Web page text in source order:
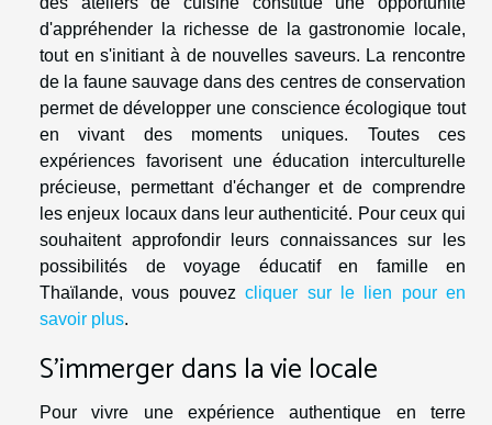
d'appréhender la richesse de la gastronomie locale,
tout en s'initiant à de nouvelles saveurs. La rencontre
de la faune sauvage dans des centres de conservation
permet de développer une conscience écologique tout
en vivant des moments uniques. Toutes ces
expériences favorisent une éducation interculturelle
précieuse, permettant d'échanger et de comprendre
les enjeux locaux dans leur authenticité. Pour ceux qui
souhaitent approfondir leurs connaissances sur les
possibilités de voyage éducatif en famille en
Thaïlande, vous pouvezcliquer sur le lien pour en
savoir plus.
S'immerger dans la vie locale
Pour vivre une expérience authentique en terre